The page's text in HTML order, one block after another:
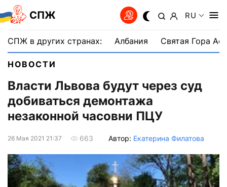
СПЖ RU
СПЖ в других странах: Албания Святая Гора
НОВОСТИ
Власти Львова будут через суд
добиваться демонтажа
незаконной часовни ПЦУ
26 Мая 2021 21:37 663 Автор: Екатерина Филатова